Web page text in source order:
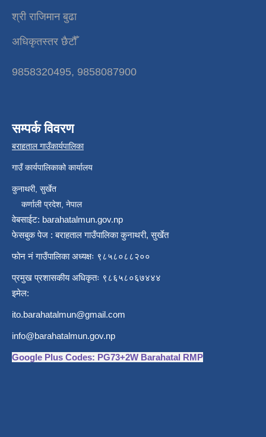
श्री राजिमान बुढा
अधिकृतस्तर छैटौँ
9858320495, 9858087900
सम्पर्क विवरण
बराहताल गाउँकार्यपालिका
गाउँ कार्यपालिकाको कार्यालय
कुनाथरी, सुर्खेत
कर्णाली प्रदेश, नेपाल
वेबसाईट: barahatalmun.gov.np
फेसबुक पेज : बराहताल गाउँपालिका कुनाथरी, सुर्खेत
फोन नं गाउँपालिका अध्यक्षः ९८५८०८८२००
प्रमुख प्रशासकीय अधिकृतः ९८६५८०६७४४४
इमेल:
ito.barahatalmun@gmail.com
info@barahatalmun.gov.np
Google Plus Codes: PG73+2W Barahatal RMP